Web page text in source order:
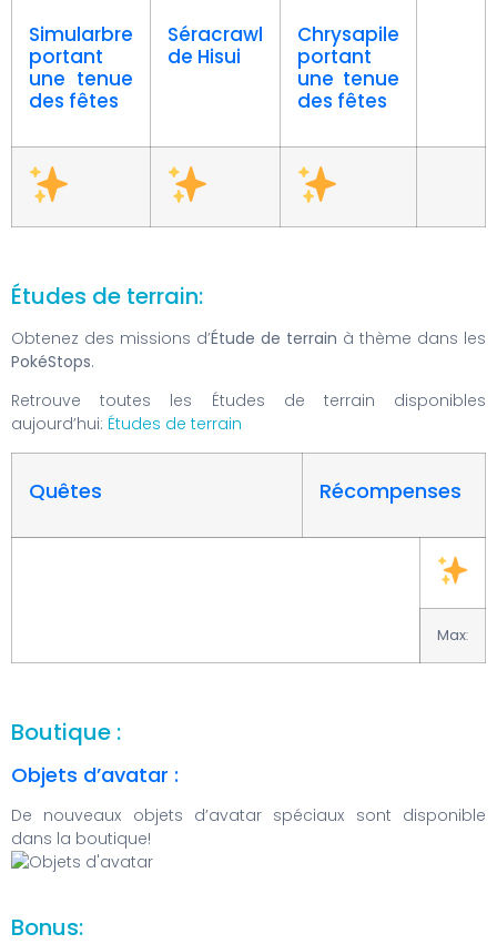
Simularbre
portant
une tenue
des fêtes
Séracrawl
de Hisui
Chrysapile
portant
une tenue
des fêtes
Études de terrain:
Obtenez des missions d’Étude de terrain à thème dans les
PokéStops.
Retrouve toutes les Études de terrain disponibles
aujourd’hui: Études de terrain
Quêtes Récompenses
Max:
Boutique :
Objets d’avatar :
De nouveaux objets d’avatar spéciaux sont disponible
dans la boutique!
Bonus: